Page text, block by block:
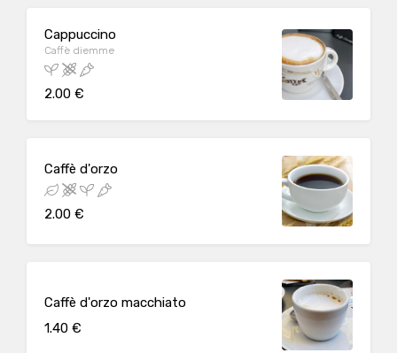
Cappuccino
Caffè diemme
2.00 €
Caffè d'orzo
2.00 €
Caffè d'orzo macchiato
1.40 €